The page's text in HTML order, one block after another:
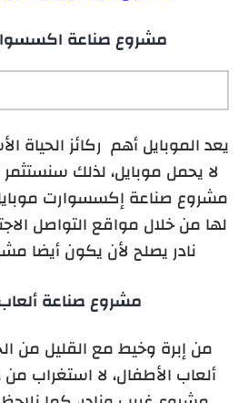
مشروع صناعة
يعد الموبايل أهم ركائز الحياة
لا يحمل موبايل، لذلك
مشروع صناعة إكسسوارت موبايل
لها من خلال مواقع التواصل
نادر يصلح لأن يكون أيضا
مشروع صناعة
من إبرة وخيط مع القليل من
ألعاب الأطفال، لا استغراب